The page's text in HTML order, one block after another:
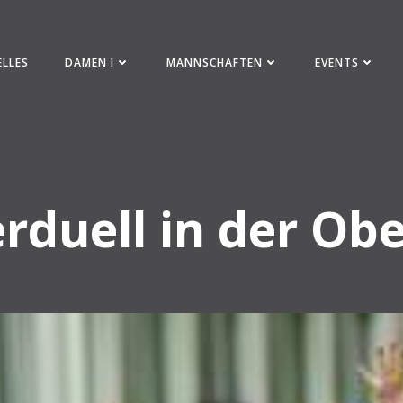
DAMEN I MANNSCHAFTEN EVENTS
in der